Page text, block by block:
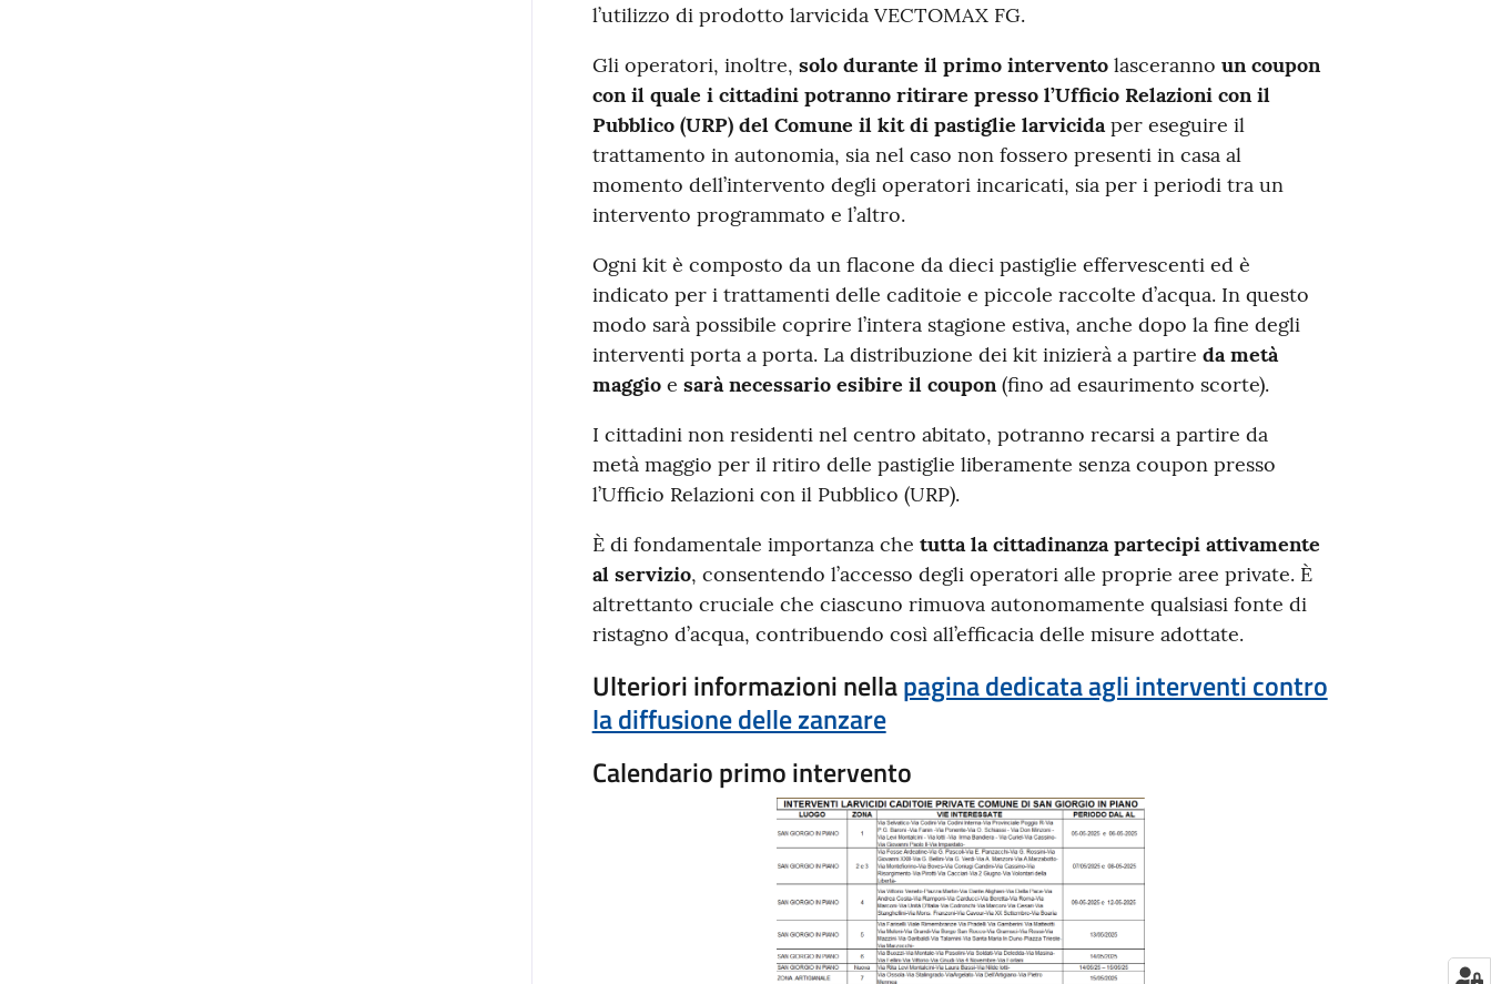
l’utilizzo di prodotto larvicida VECTOMAX FG.
Gli operatori, inoltre, solo durante il primo interventolasceranno un coupon
con il quale i cittadini potranno ritirare presso l’Ufficio Relazioni con il
Pubblico (URP) del Comune il kit di pastiglie larvicidaper eseguire il
trattamento in autonomia, sia nel caso non fossero presenti in casa al
momento dell’intervento degli operatori incaricati, sia per i periodi tra un
intervento programmato e l’altro.
Ogni kit è composto da un flacone da dieci pastiglie effervescenti ed è
indicato per i trattamenti delle caditoie e piccole raccolte d’acqua. In questo
modo sarà possibile coprire l’intera stagione estiva, anche dopo la fine degli
interventi porta a porta. La distribuzione dei kit inizierà a partire da metà
maggioe sarà necessario esibire il coupon(fino ad esaurimento scorte).
I cittadini non residenti nel centro abitato, potranno recarsi a partire da
metà maggio per il ritiro delle pastiglie liberamente senza coupon presso
l’Ufficio Relazioni con il Pubblico (URP).
È di fondamentale importanza che tutta la cittadinanza partecipi attivamente
al servizio, consentendo l’accesso degli operatori alle proprie aree private. È
altrettanto cruciale che ciascuno rimuova autonomamente qualsiasi fonte di
ristagno d’acqua, contribuendo così all’efficacia delle misure adottate.
Ulteriori informazioni nellapagina dedicata agli interventi contro
la diffusione delle zanzare
Calendario primo intervento